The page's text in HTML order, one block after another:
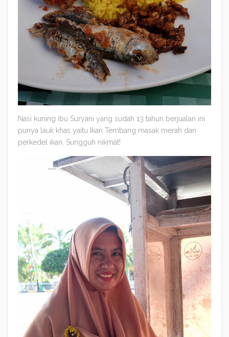
Nasi kuning ibu Suryani yang sudah 13 tahun berjualan ini
punya lauk khas yaitu Ikan Tembang masak merah dan
perkedel ikan. Sungguh nikmat!